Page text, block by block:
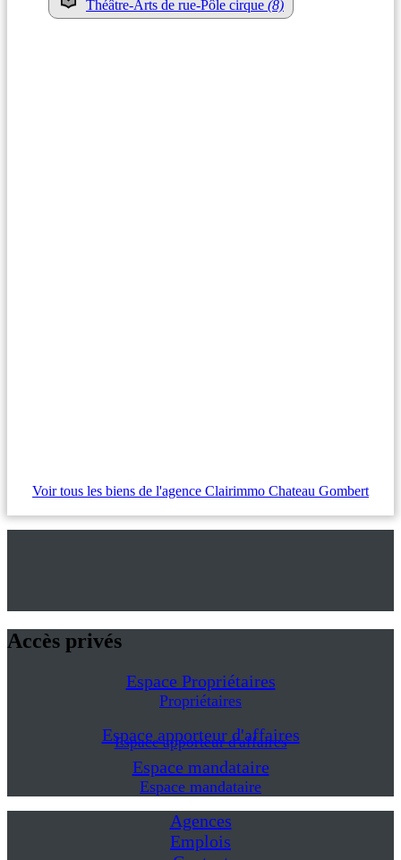
Théâtre-Arts de rue-Pôle cirque (8)
Voir tous les biens de l'agence Clairimmo Chateau Gombert
Accès privés
Espace Propriétaires
Propriétaires
Espace apporteur d'affaires
Espace apporteur d'affaires
Espace mandataire
Espace mandataire
Agences
Emplois